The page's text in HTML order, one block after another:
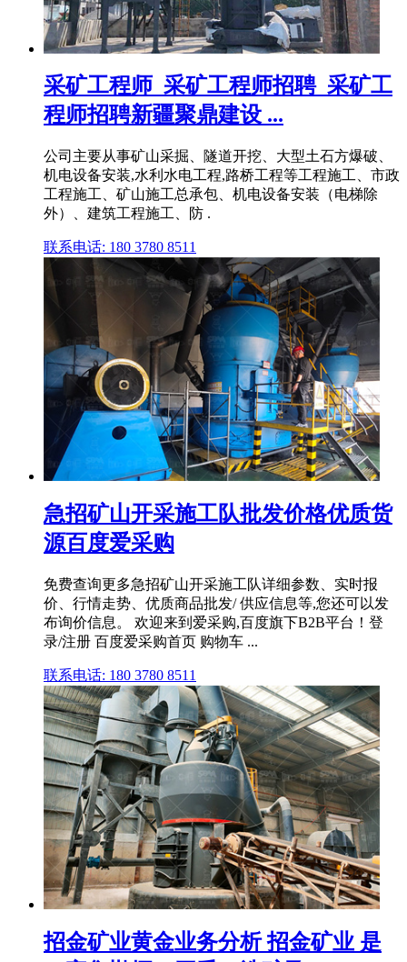
采矿工程师_采矿工程师招聘_采矿工
程师招聘新疆聚鼎建设 ...
公司主要从事矿山采掘、隧道开挖、大型土石方爆破、
机电设备安装,水利水电工程,路桥工程等工程施工、市政
工程施工、矿山施工总承包、机电设备安装（电梯除
外）、建筑工程施工、防 .
联系电话: 180 3780 8511
急招矿山开采施工队批发价格优质货
源百度爱采购
免费查询更多急招矿山开采施工队详细参数、实时报
价、行情走势、优质商品批发/ 供应信息等,您还可以发
布询价信息。 欢迎来到爱采购,百度旗下B2B平台！登
录/注册 百度爱采购首页 购物车 ...
联系电话: 180 3780 8511
招金矿业黄金业务分析 招金矿业 是